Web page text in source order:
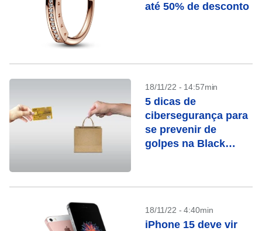
até 50% de desconto
18/11/22 - 14:57min
5 dicas de
cibersegurança para
se prevenir de
golpes na Black
18/11/22 - 4:40min
iPhone 15 deve vir